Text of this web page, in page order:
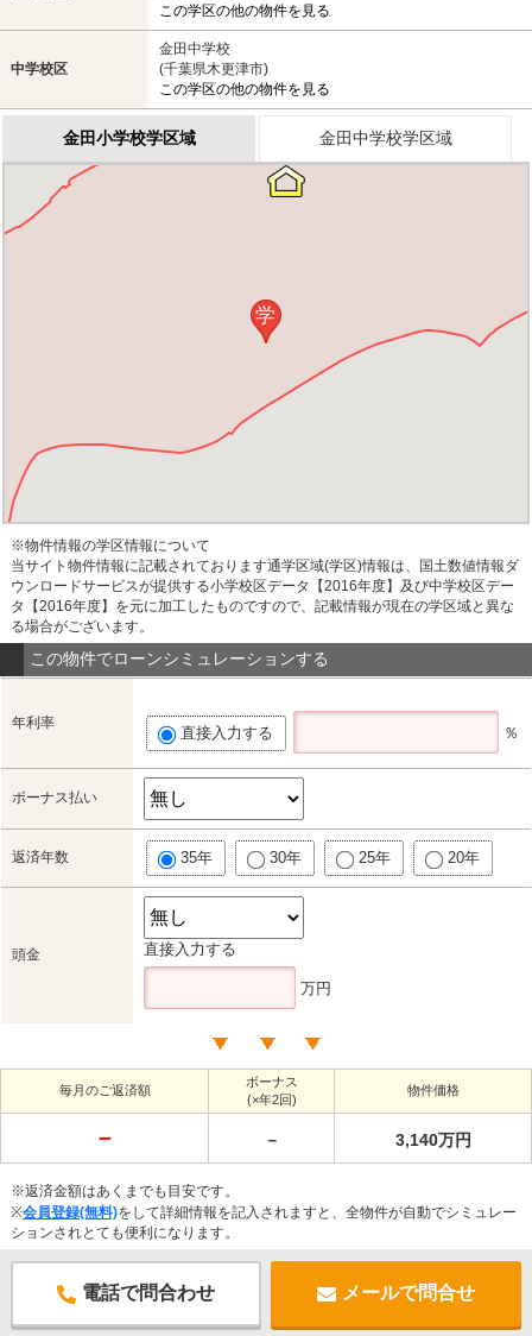
この学区の他の物件を見る
中学校区
金田中学校
(千葉県木更津市)
この学区の他の物件を見る
金田小学校学区域 金田中学校学区域
学
※物件情報の学区情報について
当サイト物件情報に記載されております通学区域(学区)情報は、国土数値情報ダ
ウンロードサービスが提供する小学校区データ【2016年度】及び中学校区デー
タ【2016年度】を元に加工したものですので、記載情報が現在の学区域と異な
る場合がございます。
この物件でローンシミュレーションする
年利率
直接入力する ％
ボーナス払い
返済年数 35年 30年 25年 20年
頭金 直接入力する
万円
毎月のご返済額
ボーナス
(×年2回)
物件価格
－ － 3,140万円
※返済金額はあくまでも目安です。
※会員登録(無料)をして詳細情報を記入されますと、全物件が自動でシミュレー
ションされとても便利になります。
電話で問合わせ メールで問合せ